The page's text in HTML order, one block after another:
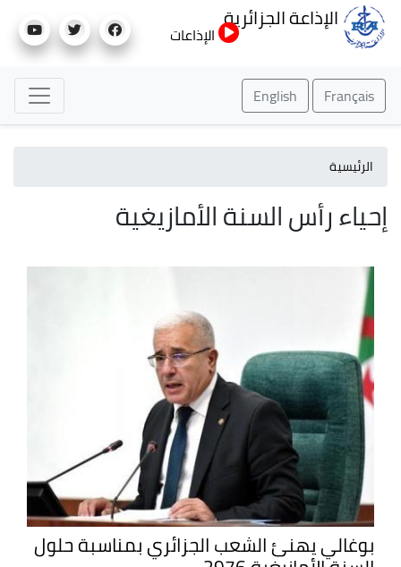
إلى
الإذاعة الجزائرية
الإذاعات
Français
English
الرئيسية
إحياء رأس السنة الأمازيغية
بوغالي يهنئ الشعب الجزائري بمناسبة حلول